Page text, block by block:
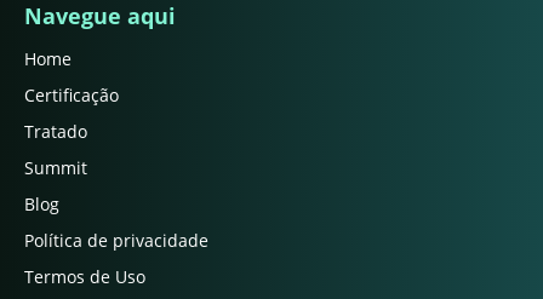
Navegue aqui
Home
Certificação
Tratado
Summit
Blog
Política de privacidade
Termos de Uso